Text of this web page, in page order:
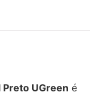
UGreen é